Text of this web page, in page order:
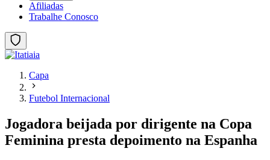
Afiliadas
Trabalhe Conosco
Capa
Futebol Internacional
Jogadora beijada por dirigente na Copa
Feminina presta depoimento na Espanha